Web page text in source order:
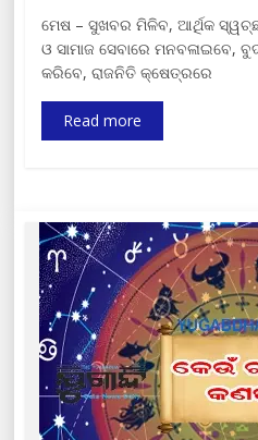
ମେଷ – ସୁଖବର ମିଳିବ, ଆର୍ଥିକ
ଓ ସାମାଜ ସେବାରେ ମନବଳାଇବେ,
କରିବେ, ରାଜନିତି କ୍ଷେତ୍ରରେ
Read more